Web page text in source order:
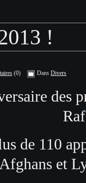
!
(0) Dans Divers
des
de 110
et